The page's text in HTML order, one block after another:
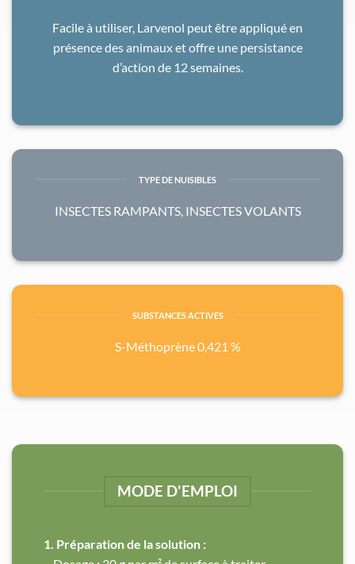
Facile à utiliser, Larvenol peut être appliqué en
présence des animaux et offre une persistance
d’action de 12 semaines.
TYPE DE NUISIBLES
INSECTES RAMPANTS, INSECTES VOLANTS
SUBSTANCES ACTIVES
S-Méthoprène 0,421 %
MODE D'EMPLOI
1. Préparation de la solution :